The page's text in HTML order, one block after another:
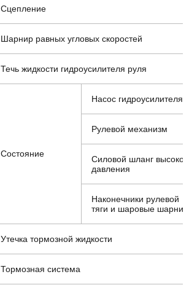
Сцепление
Шарнир равных угловых скоростей
Течь жидкости гидроусилителя руля
Состояние
Насос гидроусилителя
Рулевой механизм
Силовой шланг
давления
Наконечники рулевой
тяги и шаровые
Утечка тормозной жидкости
Тормозная система